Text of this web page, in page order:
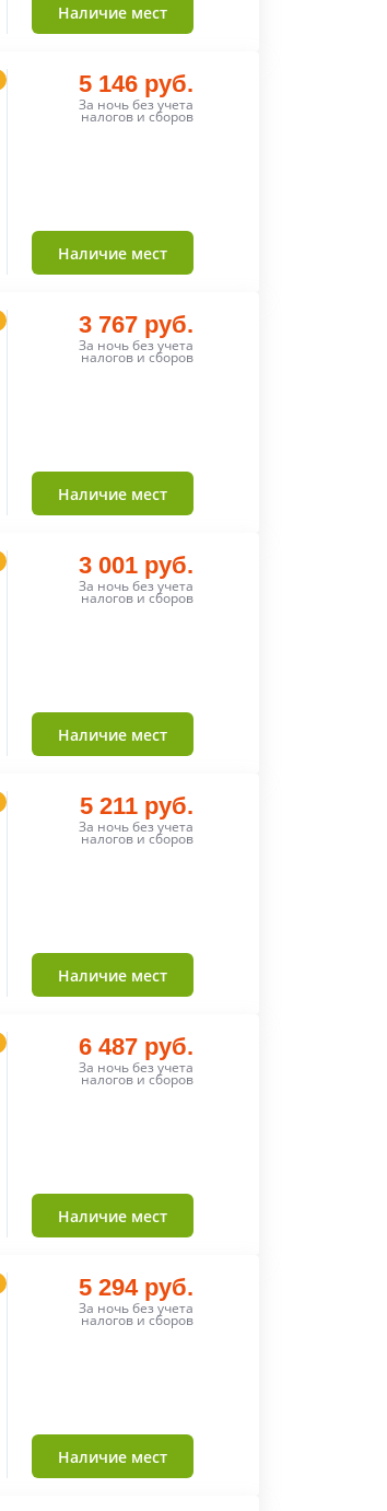
Наличие мест
5 146 руб.
За ночь без учета
налогов и сборов
Наличие мест
3 767 руб.
За ночь без учета
налогов и сборов
Наличие мест
3 001 руб.
За ночь без учета
налогов и сборов
Наличие мест
5 211 руб.
За ночь без учета
налогов и сборов
Наличие мест
6 487 руб.
За ночь без учета
налогов и сборов
Наличие мест
5 294 руб.
За ночь без учета
налогов и сборов
Наличие мест